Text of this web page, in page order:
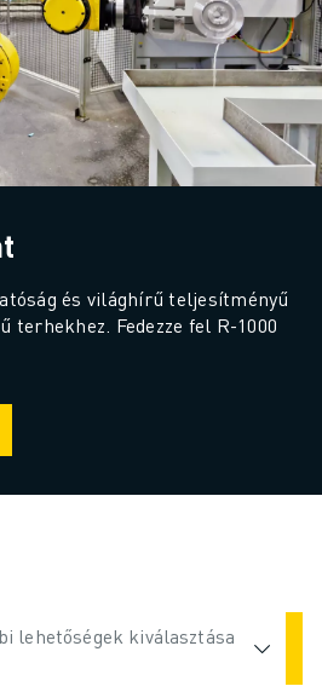
és világhírű teljesítményű
terhekhez. Fedezze fel R-1000
lehetőségek kiválasztása